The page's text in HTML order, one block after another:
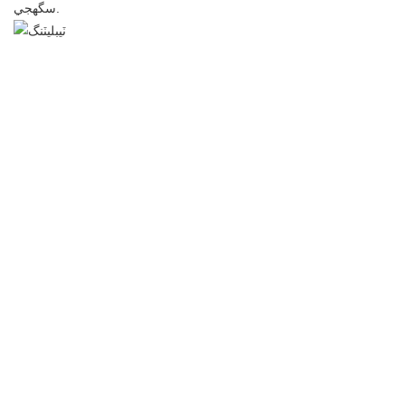
سگهجي.